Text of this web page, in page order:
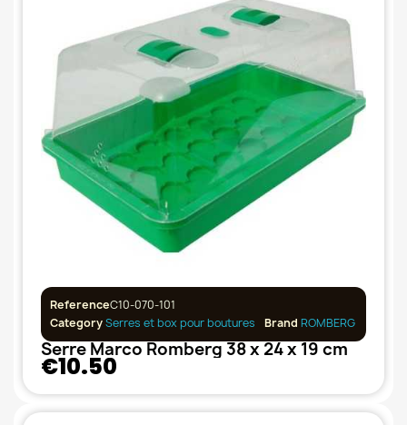
ReferenceC10-070-101
CategorySerres et box pour boutures Brand ROMBERG
Serre Marco Romberg 38 x 24 x 19 cm
€10.50